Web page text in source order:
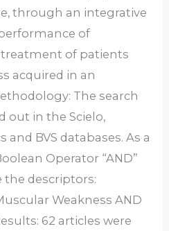
through an integrative
of
of patients
acquired in an
The search
out in the Scielo,
and BVS databases. As a
Operator “AND”
the descriptors:
Weakness AND
62 articles were